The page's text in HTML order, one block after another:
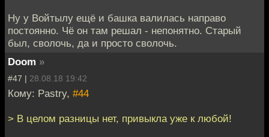
Ну у Войтылу ещё и башка валилась направо
постоянно. Чё он там решал - непонятно. Старый
был, сволочь, да и просто сволочь.
Doom »
#47 | 28.08.18 19:42
Кому: Pastry, #44
> В целом разницы нет, привыкла уже к любой!